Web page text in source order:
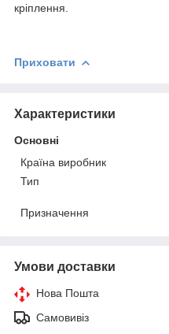
кріплення.
Приховати
Характеристики
Основні
Країна виробник
Тип
Призначення
Умови доставки
Нова Пошта
Самовивіз